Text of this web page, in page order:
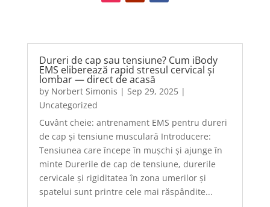
Dureri de cap sau tensiune? Cum iBody
EMS eliberează rapid stresul cervical și
lombar — direct de acasă
by Norbert Simonis | Sep 29, 2025|
Uncategorized
Cuvânt cheie: antrenament EMS pentru dureri
de cap și tensiune musculară Introducere:
Tensiunea care începe în mușchi și ajunge în
minte Durerile de cap de tensiune, durerile
cervicale și rigiditatea în zona umerilor și
spatelui sunt printre cele mai răspândite...